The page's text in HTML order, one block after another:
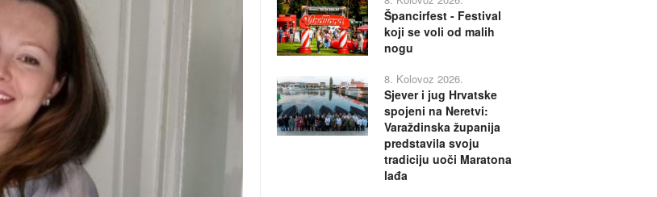
Špancirfest - Festival
koji se voli od malih
nogu
8. Kolovoz 2026.
Sjever i jug Hrvatske
spojeni na Neretvi:
Varaždinska županija
predstavila svoju
tradiciju uoči Maratona
lađa